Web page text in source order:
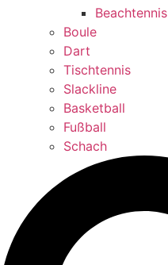
Beachtennis
Boule
Dart
Tischtennis
Slackline
Basketball
Fußball
Schach